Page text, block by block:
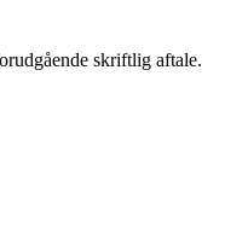
skriftlig aftale.